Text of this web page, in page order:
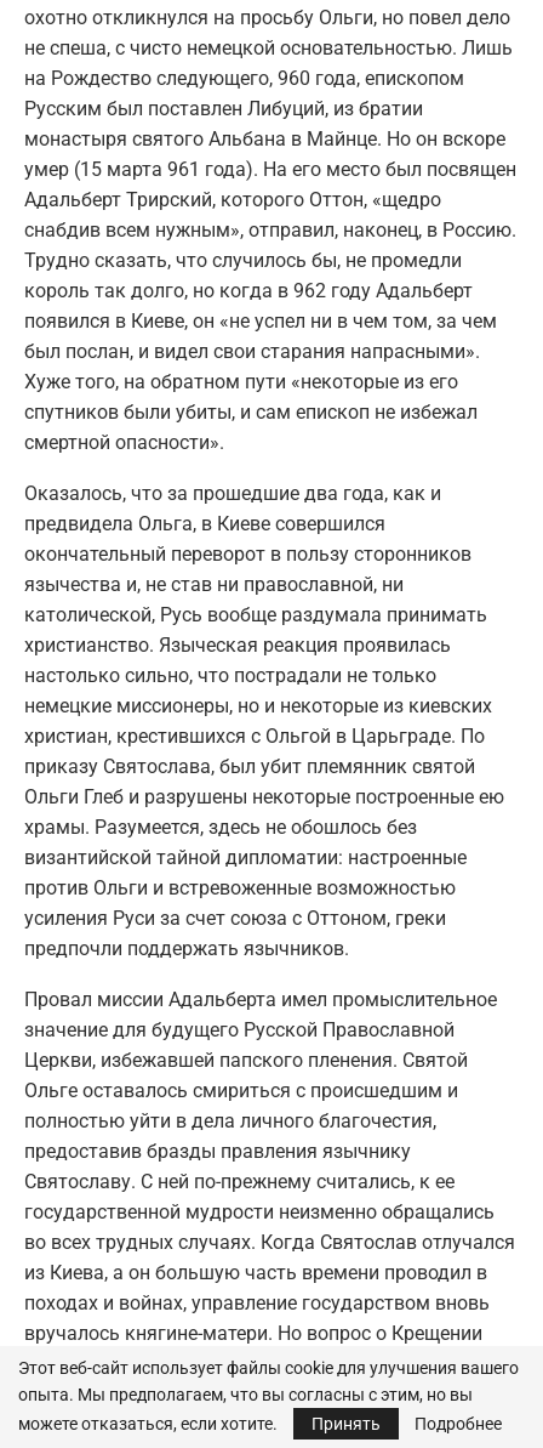
охотно откликнулся на просьбу Ольги, но повел дело
не спеша, с чисто немецкой основательностью. Лишь
на Рождество следующего, 960 года, епископом
Русским был поставлен Либуций, из братии
монастыря святого Альбана в Майнце. Но он вскоре
умер (15 марта 961 года). На его место был посвящен
Адальберт Трирский, которого Оттон, «щедро
снабдив всем нужным», отправил, наконец, в Россию.
Трудно сказать, что случилось бы, не промедли
король так долго, но когда в 962 году Адальберт
появился в Киеве, он «не успел ни в чем том, за чем
был послан, и видел свои старания напрасными».
Хуже того, на обратном пути «некоторые из его
спутников были убиты, и сам епископ не избежал
смертной опасности».
Оказалось, что за прошедшие два года, как и
предвидела Ольга, в Киеве совершился
окончательный переворот в пользу сторонников
язычества и, не став ни православной, ни
католической, Русь вообще раздумала принимать
христианство. Языческая реакция проявилась
настолько сильно, что пострадали не только
немецкие миссионеры, но и некоторые из киевских
христиан, крестившихся с Ольгой в Царьграде. По
приказу Святослава, был убит племянник святой
Ольги Глеб и разрушены некоторые построенные ею
храмы. Разумеется, здесь не обошлось без
византийской тайной дипломатии: настроенные
против Ольги и встревоженные возможностью
усиления Руси за счет союза с Оттоном, греки
предпочли поддержать язычников.
Провал миссии Адальберта имел промыслительное
значение для будущего Русской Православной
Церкви, избежавшей папского пленения. Святой
Ольге оставалось смириться с происшедшим и
полностью уйти в дела личного благочестия,
предоставив бразды правления язычнику
Святославу. С ней по-прежнему считались, к ее
государственной мудрости неизменно обращались
во всех трудных случаях. Когда Святослав отлучался
из Киева, а он большую часть времени проводил в
походах и войнах, управление государством вновь
вручалось княгине-матери. Но вопрос о Крещении
Руси был временно снят с повестки дня, и это,
конечно, огорчало святую Ольгу, считавшую
Христово благовестие главным делом своей жизни.
Этот веб-сайт использует файлы cookie для улучшения вашего
опыта. Мы предполагаем, что вы согласны с этим, но вы
можете отказаться, если хотите.
Принять Подробнее